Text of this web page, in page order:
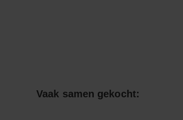
Vaak samen gekocht: